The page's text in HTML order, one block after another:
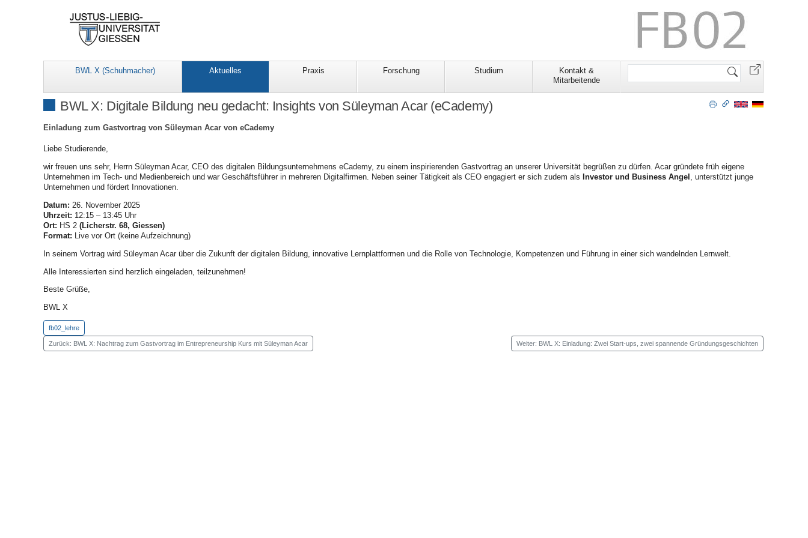
BWL X (Schuhmacher) Aktuelles Praxis Forschung Studium
Kontakt &
Mitarbeitende
Website
BWL X: Digitale Bildung neu gedacht: Insights von Süleyman Acar (eCademy)
Einladung zum Gastvortrag von Süleyman Acar von eCademy
Liebe Studierende,
wir freuen uns sehr, Herrn Süleyman Acar, CEO des digitalen Bildungsunternehmens eCademy, zu einem inspirierenden Gastvortrag an unserer Universität begrüßen zu dürfen. Acar gründete früh eigene
Unternehmen im Tech- und Medienbereich und war Geschäftsführer in mehreren Digitalfirmen. Neben seiner Tätigkeit als CEO engagiert er sich zudem als Investor und Business Ange , unterstützt junge
Unternehmen und fördert Innovationen.
Datum: 26. November 2025
Uhrzeit: 12:15 – 13:45 Uhr
Ort: HS 2 (Licherstr. 68, Giessen)
Format: Live vor Ort (keine Aufzeichnung)
In seinem Vortrag wird Süleyman Acar über die Zukunft der digitalen Bildung, innovative Lernplattformen und die Rolle von Technologie, Kompetenzen und Führung in einer sich wandelnden Lernwelt.
Alle Interessierten sind herzlich eingeladen, teilzunehmen!
Beste Grüße,
BWL X
fb02_lehre
Zurück: BWL X: Nachtrag zum Gastvortrag im Entrepreneurship Kurs mit Süleyman Acar Weiter: BWL X: Einladung: Zwei Start-ups, zwei spannende Gründungsgeschichten